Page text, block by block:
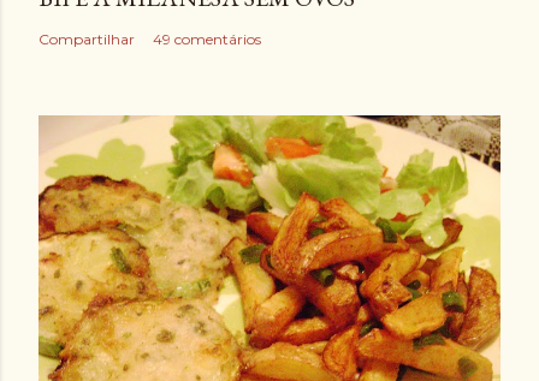
Compartilhar 49 comentários